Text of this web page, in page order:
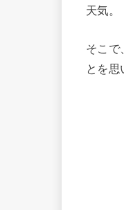
天気。
そこで
とを思